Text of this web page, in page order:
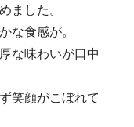
ました。
な食感が。
な味わいが口中
笑顔がこぼれて